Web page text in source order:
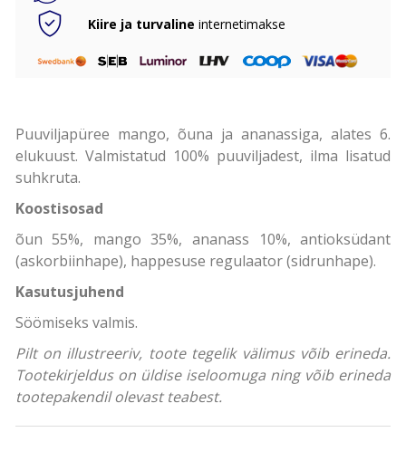
Kiire ja turvaline internetimakse
Puuviljapüree mango, õuna ja ananassiga, alates 6.
elukuust. Valmistatud 100% puuviljadest, ilma lisatud
suhkruta.
Koostisosad
õun 55%, mango 35%, ananass 10%, antioksüdant
(askorbiinhape), happesuse regulaator (sidrunhape).
Kasutusjuhend
Söömiseks valmis.
Pilt on illustreeriv, toote tegelik välimus võib erineda.
Tootekirjeldus on üldise iseloomuga ning võib erineda
tootepakendil olevast teabest.